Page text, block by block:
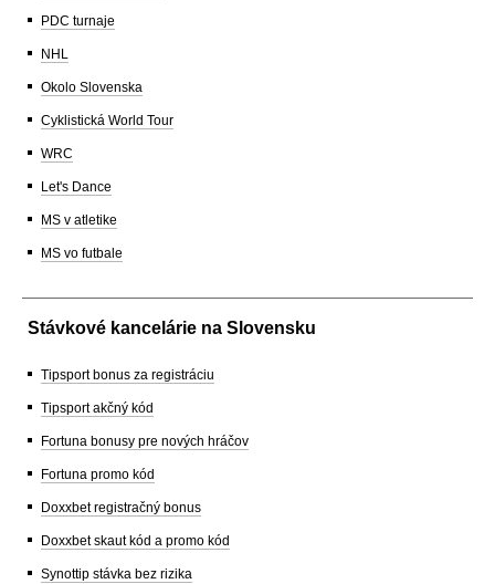
PDC turnaje
NHL
Okolo Slovenska
Cyklistická World Tour
WRC
Let's Dance
MS v atletike
MS vo futbale
Stávkové kancelárie na Slovensku
Tipsport bonus za registráciu
Tipsport akčný kód
Fortuna bonusy pre nových hráčov
Fortuna promo kód
Doxxbet registračný bonus
Doxxbet skaut kód a promo kód
Synottip stávka bez rizika